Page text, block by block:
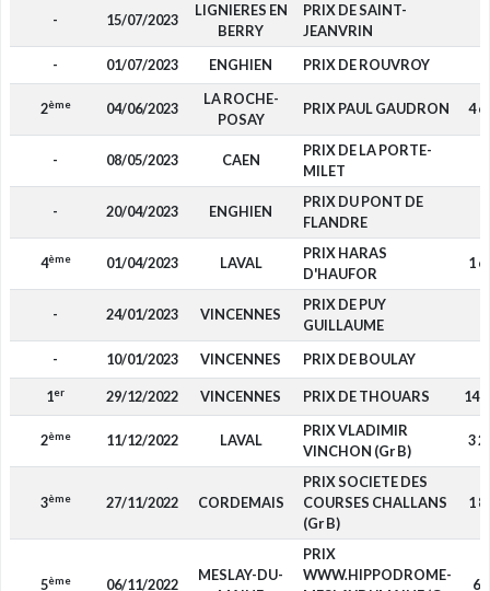
- 15/07/2023
LIGNIERES EN
BERRY
PRIX DE SAINT-
JEANVRIN
- 01/07/2023 ENGHIEN PRIX DE ROUVROY
2ème 04/06/2023
LA ROCHE-
POSAY
PRIX PAUL GAUDRON 4
- 08/05/2023 CAEN
PRIX DE LA PORTE-
MILET
- 20/04/2023 ENGHIEN
PRIX DU PONT DE
FLANDRE
4ème 01/04/2023 LAVAL
PRIX HARAS
D'HAUFOR
1
- 24/01/2023 VINCENNES
PRIX DE PUY
GUILLAUME
- 10/01/2023 VINCENNES PRIX DE BOULAY
1er 29/12/2022 VINCENNES PRIX DE THOUARS 14
2ème 11/12/2022 LAVAL
PRIX VLADIMIR
VINCHON (Gr B)
3
3ème 27/11/2022 CORDEMAIS
PRIX SOCIETE DES
COURSES CHALLANS
(Gr B)
1
5ème 06/11/2022
MESLAY-DU-
PRIX
WWW.HIPPODROME-